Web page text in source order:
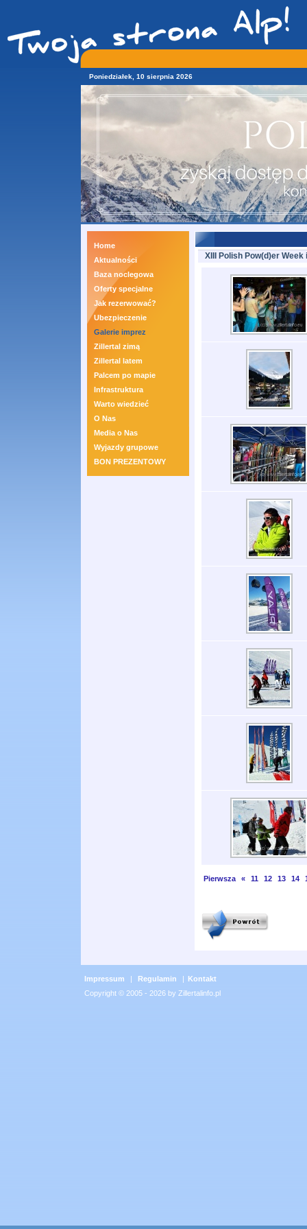
Poniedziałek, 10 sierpnia 2026
Home
Aktualności
Baza noclegowa
Oferty specjalne
Jak rezerwować?
Ubezpieczenie
Galerie imprez
Zillertal zimą
Zillertal latem
Palcem po mapie
Infrastruktura
Warto wiedzieć
O Nas
Media o Nas
Wyjazdy grupowe
BON PREZENTOWY
XIII Polish Pow(d)er
Pierwsza « 11 12 13 14
Impressum | Regulamin | Kontakt
Copyright © 2005 - 2026 by Zillertalinfo.pl